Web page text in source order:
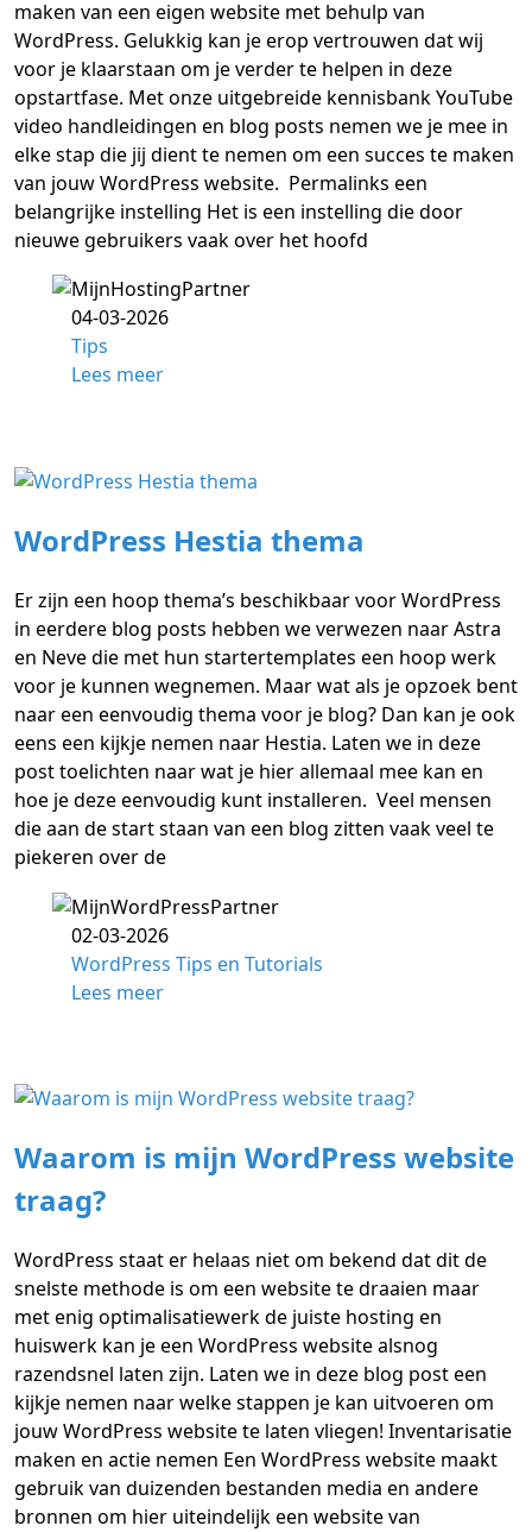
maken van een eigen website met behulp van
WordPress. Gelukkig kan je erop vertrouwen dat wij
voor je klaarstaan om je verder te helpen in deze
opstartfase. Met onze uitgebreide kennisbank YouTube
video handleidingen en blog posts nemen we je mee in
elke stap die jij dient te nemen om een succes te maken
van jouw WordPress website. Permalinks een
belangrijke instelling Het is een instelling die door
nieuwe gebruikers vaak over het hoofd
04-03-2026
Tips
Lees meer
WordPress Hestia thema
Er zijn een hoop thema’s beschikbaar voor WordPress
in eerdere blog posts hebben we verwezen naar Astra
en Neve die met hun startertemplates een hoop werk
voor je kunnen wegnemen. Maar wat als je opzoek bent
naar een eenvoudig thema voor je blog? Dan kan je ook
eens een kijkje nemen naar Hestia. Laten we in deze
post toelichten naar wat je hier allemaal mee kan en
hoe je deze eenvoudig kunt installeren. Veel mensen
die aan de start staan van een blog zitten vaak veel te
piekeren over de
02-03-2026
WordPress Tips en Tutorials
Lees meer
Waarom is mijn WordPress website
traag?
WordPress staat er helaas niet om bekend dat dit de
snelste methode is om een website te draaien maar
met enig optimalisatiewerk de juiste hosting en
huiswerk kan je een WordPress website alsnog
razendsnel laten zijn. Laten we in deze blog post een
kijkje nemen naar welke stappen je kan uitvoeren om
jouw WordPress website te laten vliegen! Inventarisatie
maken en actie nemen Een WordPress website maakt
gebruik van duizenden bestanden media en andere
bronnen om hier uiteindelijk een website van